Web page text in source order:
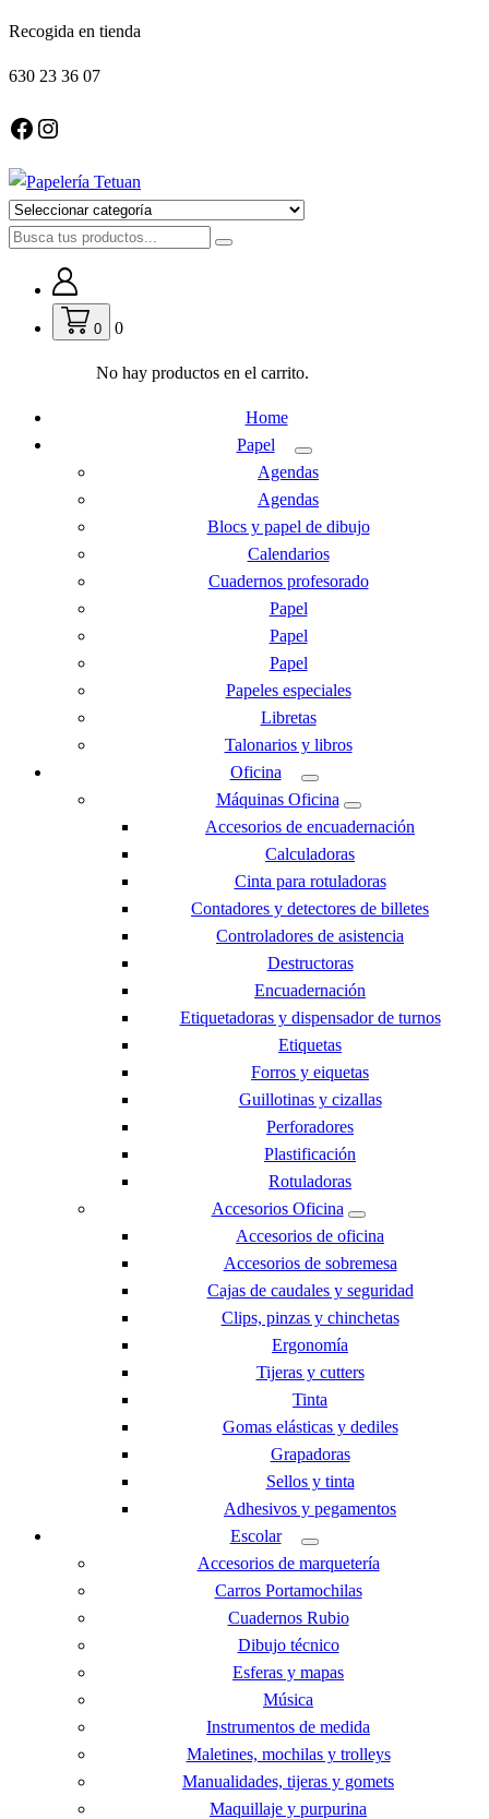
Saltar
contenido
Recogida en tienda
630 23 36 07
Facebook
Instagram
Papeleria online en Madrid
0 0
No hay productos en el carrito.
Home
Papel
Agendas
Agendas
Blocs y papel de dibujo
Calendarios
Cuadernos profesorado
Papel
Papel
Papel
Papeles especiales
Libretas
Talonarios y libros
Oficina
Máquinas Oficina
Accesorios de encuadernación
Calculadoras
Cinta para rotuladoras
Contadores y detectores de billetes
Controladores de asistencia
Destructoras
Encuadernación
Etiquetadoras y dispensador de turnos
Etiquetas
Forros y eiquetas
Guillotinas y cizallas
Perforadores
Plastificación
Rotuladoras
Accesorios Oficina
Accesorios de oficina
Accesorios de sobremesa
Cajas de caudales y seguridad
Clips, pinzas y chinchetas
Ergonomía
Tijeras y cutters
Tinta
Gomas elásticas y dediles
Grapadoras
Sellos y tinta
Adhesivos y pegamentos
Escolar
Accesorios de marquetería
Carros Portamochilas
Cuadernos Rubio
Dibujo técnico
Esferas y mapas
Música
Instrumentos de medida
Maletines, mochilas y trolleys
Manualidades, tijeras y gomets
Maquillaje y purpurina